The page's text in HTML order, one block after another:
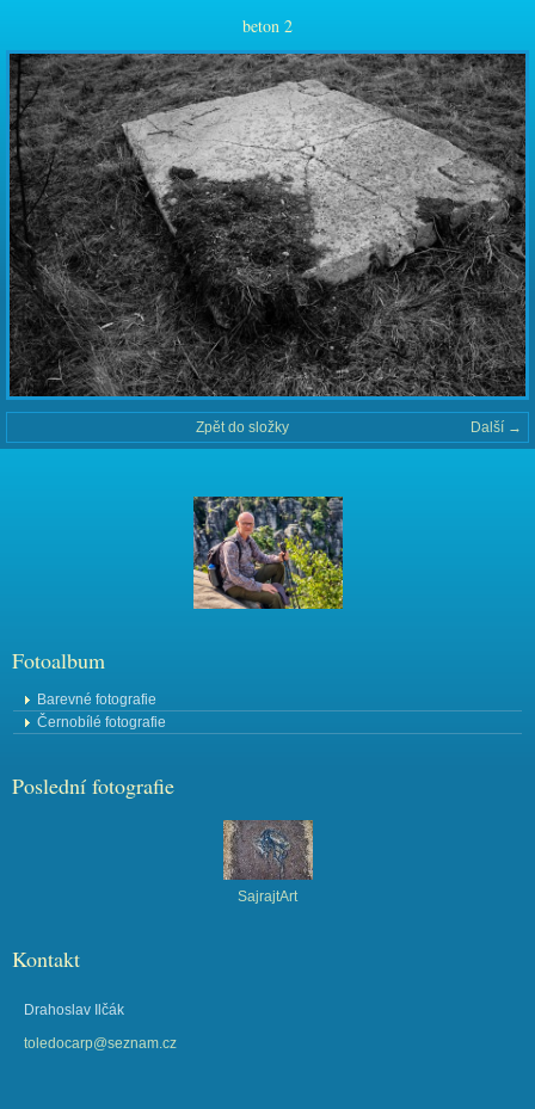
beton 2
Další →
Zpět do složky
Fotoalbum
Barevné fotografie
Černobílé fotografie
Poslední fotografie
SajrajtArt
Kontakt
Drahoslav Ilčák
toledocarp@seznam.cz